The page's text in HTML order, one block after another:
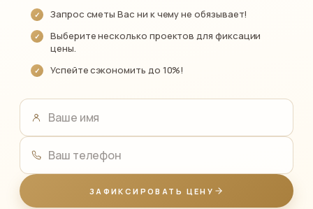
Запрос сметы Вас ни к чему не обязывает!
Выберите несколько проектов для фиксации
цены.
Успейте сэкономить до 10%!
Ваше имя
Ваш телефон
ЗАФИКСИРОВАТЬ ЦЕНУ